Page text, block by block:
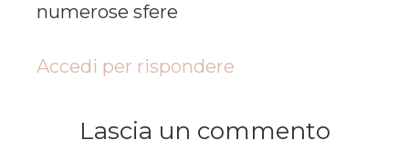
numerose sfere
Accedi per rispondere
Lascia un commento